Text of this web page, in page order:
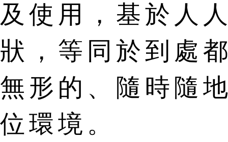
及使用，基於人
狀，等同於到處
無形的、隨時隨
位環境。